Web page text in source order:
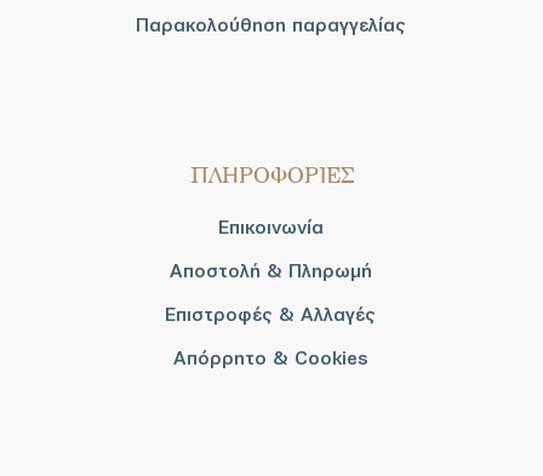
Παρακολούθηση παραγγελίας
ΠΛΗΡΟΦΟΡΙΕΣ
Επικοινωνία
Αποστολή & Πληρωμή
Επιστροφές & Αλλαγές
Απόρρητο & Cookies